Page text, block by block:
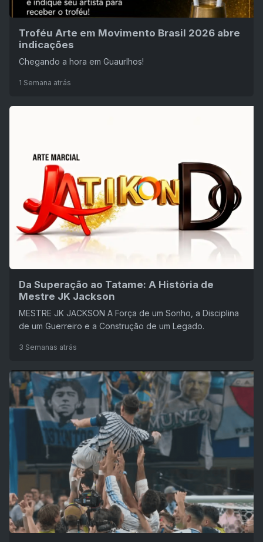
Troféu Arte em Movimento Brasil 2026 abre
indicações
Chegando a hora em Guaurlhos!
1 Semana atrás
Da Superação ao Tatame: A História de
Mestre JK Jackson
MESTRE JK JACKSON A Força de um Sonho, a Disciplina
de um Guerreiro e a Construção de um Legado.
3 Semanas atrás